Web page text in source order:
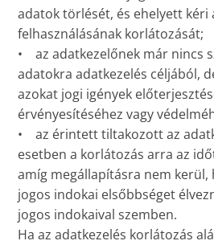
adatok törlését, és ehelyett kéri
felhasználásának korlátozását;
• az adatkezelőnek már nincs
adatokra adatkezelés céljából,
azokat jogi igények
érvényesítéséhez vagy
• az érintett tiltakozott az
esetben a korlátozás arra az
amíg megállapításra nem kerül,
jogos indokai elsőbbséget
jogos indokaival szemben.
Ha az adatkezelés korlátozás